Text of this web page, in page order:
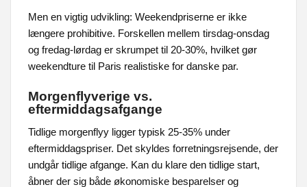
Men en vigtig udvikling: Weekendpriserne er ikke
længere prohibitive. Forskellen mellem tirsdag-onsdag
og fredag-lørdag er skrumpet til 20-30%, hvilket gør
weekendture til Paris realistiske for danske par.
Morgenflyverige vs.
eftermiddagsafgange
Tidlige morgenflyy ligger typisk 25-35% under
eftermiddagspriser. Det skyldes forretningsrejsende, der
undgår tidlige afgange. Kan du klare den tidlige start,
åbner der sig både økonomiske besparelser og